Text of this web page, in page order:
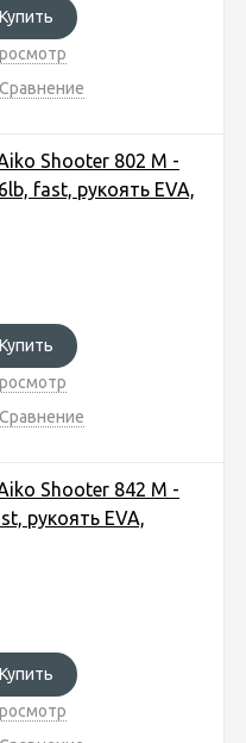
Купить
Сравнение
Shooter 802 M -
fast, рукоять EVA,
Купить
Сравнение
Shooter 842 M -
рукоять EVA,
Купить